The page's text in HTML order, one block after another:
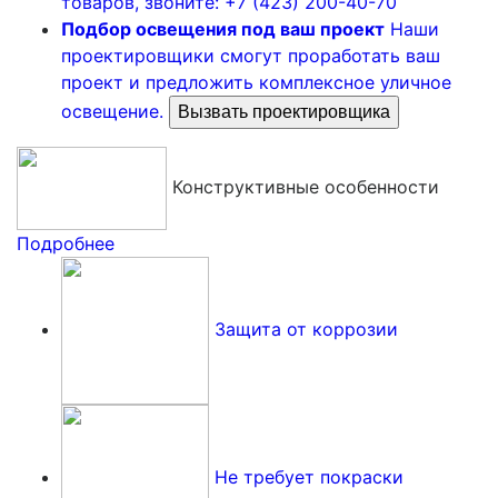
Подбор освещения под ваш проект Наши
проектировщики смогут проработать ваш
проект и предложить комплексное уличное
освещение.
Вызвать проектировщика
Конструктивные особенности
Подробнее
Защита от коррозии
Не требует покраски